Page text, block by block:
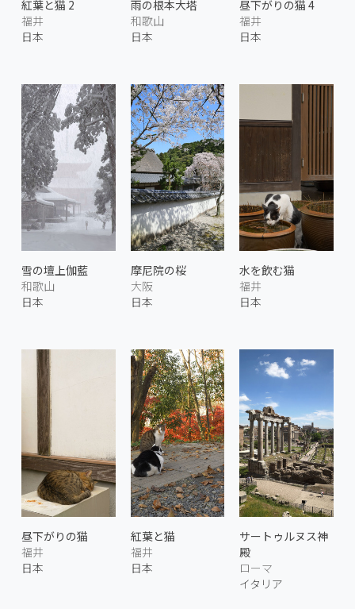
紅葉と猫 2
福井
日本
雨の根本大塔
和歌山
日本
昼下がりの猫 4
福井
日本
雪の壇上伽藍
和歌山
日本
摩尼院の桜
大阪
日本
水を飲む猫
福井
日本
昼下がりの猫
福井
日本
紅葉と猫
福井
日本
サートゥルヌス神
殿
ローマ
イタリア